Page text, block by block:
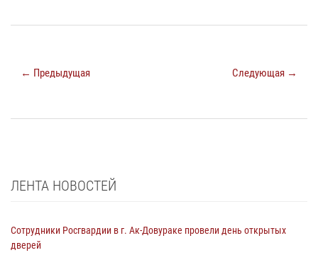
← Предыдущая Следующая →
ЛЕНТА НОВОСТЕЙ
Сотрудники Росгвардии в г. Ак-Довураке провели день открытых
дверей